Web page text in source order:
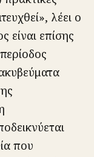
λέει ο
επίσης
που